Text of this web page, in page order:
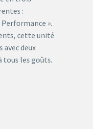
:
Performance ».
cette unité
avec deux
tous les goûts.